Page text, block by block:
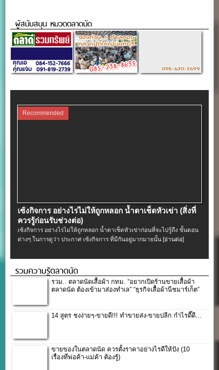
ผู้สนับสนุน หมวดตลาดนัด
Recommended
เซ้งกิจการ อย่างไรไม่ให้ถูกหลอก น้ำตาเช็ดหัวเข่า (สิ่งที่
ควรรู้ก่อนรับช่วงต่อ)
เซ้งกิจการ อย่างไรไม่ให้ถูกหลอก น้ำตาเช็ดหัวเข่าก่อนที่จะไปรู้ถึง ขั้นตอน
ต่างๆ ในการดูว่า ประกาศ เซ้งกิจการ ที่มีกันอยู่มากมายนั้น [อ่านต่อ]
รวมความรู้ตลาดนัด
รวม.. ตลาดนัดเสื้อผ้า กทม. “อยากเปิดร้านขายเสื้อผ้า
ตลาดนัด ต้องเข้ามาส่องทำเล” “ธุรกิจเสื้อผ้านีชมาร์เก็ต”
14 สูตร ชงง่ายๆ-ขายดี!!! ทำขายส่ง-ขายปลีก กำไรดี๊ดี…
ขายของในตลาดนัด ควรตั้งราคาอย่างไรดีให้ปัง (10
เรื่องที่พ่อค้า-แม่ค้า ต้องรู้)